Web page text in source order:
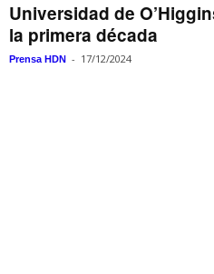
Universidad de
la primera década
Prensa HDN - 17/12/2024